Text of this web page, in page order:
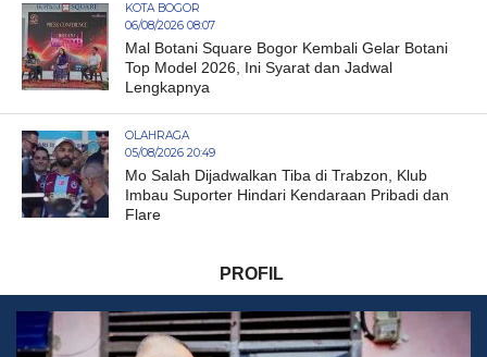
KOTA BOGOR
06/08/2026 08:07
Mal Botani Square Bogor Kembali Gelar Botani
Top Model 2026, Ini Syarat dan Jadwal
Lengkapnya
OLAHRAGA
05/08/2026 20:49
Mo Salah Dijadwalkan Tiba di Trabzon, Klub
Imbau Suporter Hindari Kendaraan Pribadi dan
Flare
PROFIL